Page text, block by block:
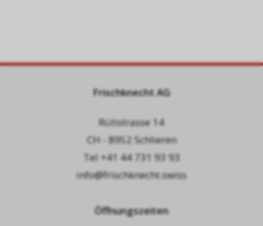
Frischknecht AG
Rütistrasse 14
CH - 8952 Schlieren
Tel +41 44 731 93 93
info@frischknecht.swiss
Öffnungszeiten